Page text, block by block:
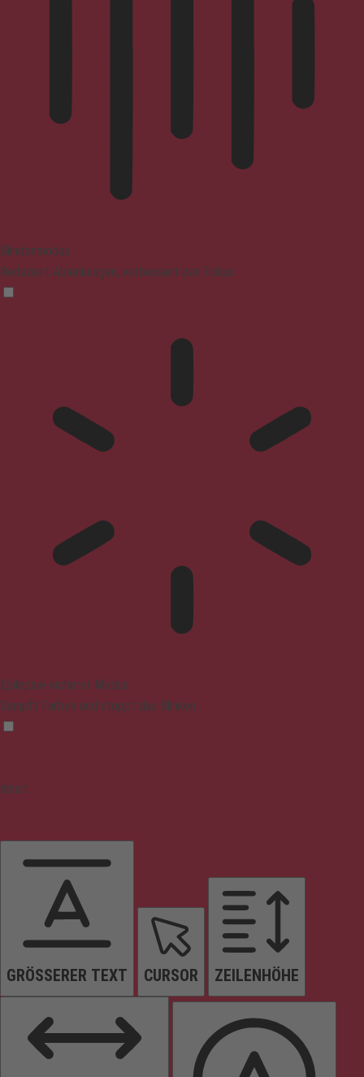
Blindenmodus
Reduziert Ablenkungen, verbessert den Fokus
Epilepsie-sicherer Modus
Dämpft Farben und stoppt das Blinken
Inhalt
GRÖSSERER TEXT CURSOR ZEILENHÖHE